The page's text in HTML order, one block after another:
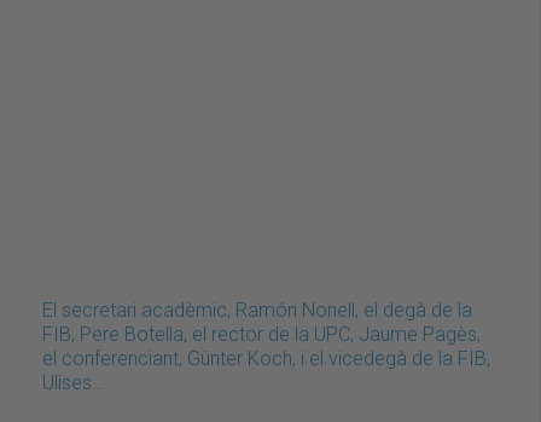
El secretari acadèmic, Ramón Nonell, el degà de la
FIB, Pere Botella, el rector de la UPC, Jaume Pagès,
el conferenciant, Günter Koch, i el vicedegà de la FIB,
Ulises…